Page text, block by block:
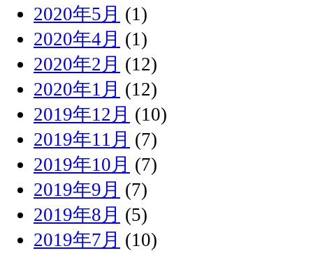
2020年5月 (1)
2020年4月 (1)
2020年2月 (12)
2020年1月 (12)
2019年12月 (10)
2019年11月 (7)
2019年10月 (7)
2019年9月 (7)
2019年8月 (5)
2019年7月 (10)